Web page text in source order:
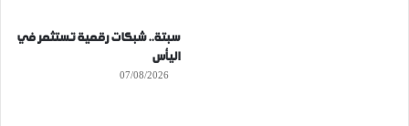
سبتة.. شبكات رقمية تستثمر في
اليأس
07/08/2026